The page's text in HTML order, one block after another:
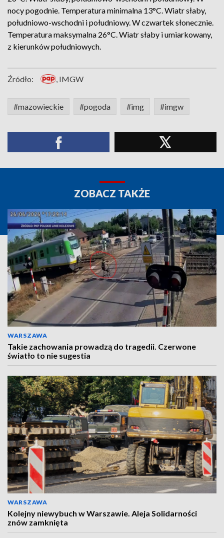
nocy pogodnie. Temperatura minimalna 13°C. Wiatr słaby,
południowo-wschodni i południowy. W czwartek słonecznie.
Temperatura maksymalna 26°C. Wiatr słaby i umiarkowany,
z kierunków południowych.
Źródło: , IMGW
#mazowieckie #pogoda #img #imgw
ZOBACZ TAKŻE
WARSZAWA
Takie zachowania prowadzą do tragedii. Czerwone
światło to nie sugestia
WARSZAWA
Kolejny niewybuch w Warszawie. Aleja Solidarności
znów zamknięta